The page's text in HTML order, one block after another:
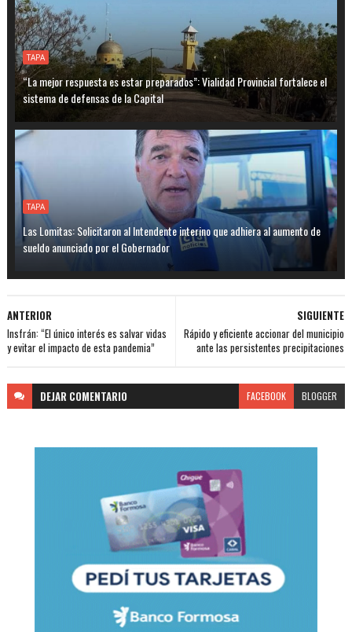
TAPA
“La mejor respuesta es estar preparados”: Vialidad Provincial fortalece el
sistema de defensas de la Capital
TAPA
Las Lomitas: Solicitaron al Intendente interino que adhiera al aumento de
sueldo anunciado por el Gobernador
SIGUIENTE
Rápido y eficiente accionar del municipio
ante las persistentes precipitaciones
ANTERIOR
Insfrán: “El único interés es salvar vidas
y evitar el impacto de esta pandemia”
DEJAR COMENTARIO FACEBOOK BLOGGER